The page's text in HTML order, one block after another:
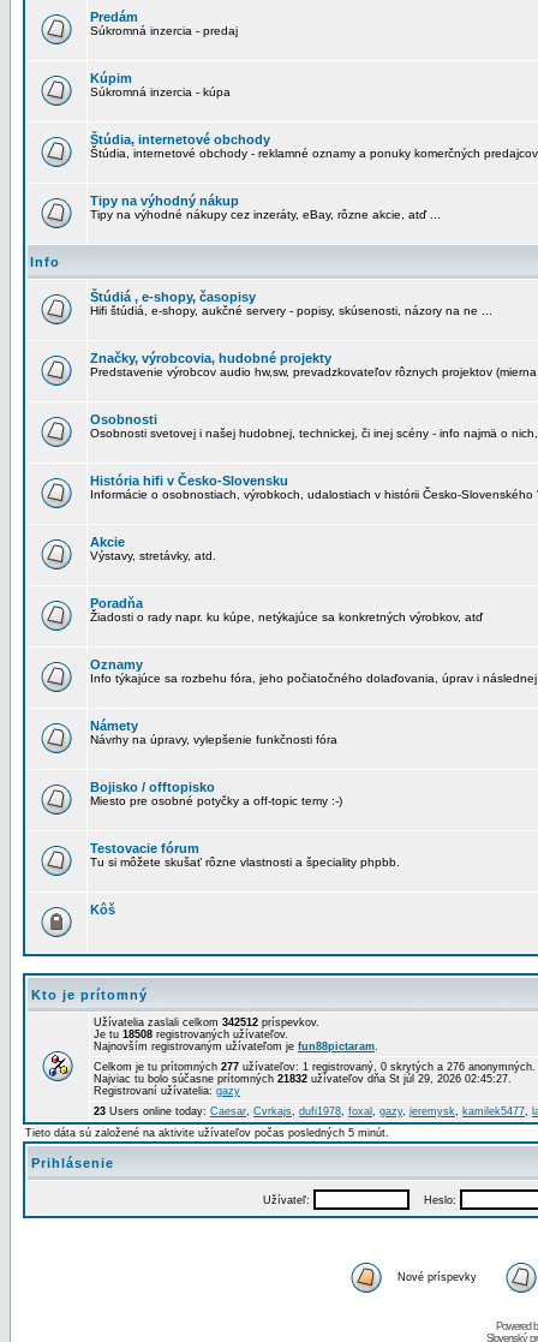
Predám
Súkromná inzercia - predaj
Kúpim
Súkromná inzercia - kúpa
Štúdia, internetové obchody
Štúdia, internetové obchody - reklamné oznamy a ponuky komerčných predajcov
Tipy na výhodný nákup
Tipy na výhodné nákupy cez inzeráty, eBay, rôzne akcie, atď ...
Info
Štúdiá , e-shopy, časopisy
Hifi štúdiá, e-shopy, aukčné servery - popisy, skúsenosti, názory na ne ...
Značky, výrobcovia, hudobné projekty
Predstavenie výrobcov audio hw,sw, prevadzkovateľov rôznych projektov
Osobnosti
Osobnosti svetovej i našej hudobnej, technickej, či inej scény - info najmä o
História hifi v Česko-Slovensku
Informácie o osobnostiach, výrobkoch, udalostiach v histórii Česko-Slovenského
Akcie
Výstavy, stretávky, atd.
Poradňa
Žiadosti o rady napr. ku kúpe, netýkajúce sa konkretných výrobkov, atď
Oznamy
Info týkajúce sa rozbehu fóra, jeho počiatočného dolaďovania, úprav i
Námety
Návrhy na úpravy, vylepšenie funkčnosti fóra
Bojisko / offtopisko
Miesto pre osobné potyčky a off-topic temy :-)
Testovacie fórum
Tu si môžete skušať rôzne vlastnosti a špeciality phpbb.
Kôš
Kto je prítomný
Užívatelia zaslali celkom 342512 príspevkov.
Je tu 18508 registrovaných užívateľov.
Najnovším registrovaným užívateľom je fun88pictaram.
Celkom je tu prítomných 277 užívateľov: 1 registrovaný, 0 skrytých a 276
Najviac tu bolo súčasne prítomných 21832 užívateľov dňa St júl 29, 2026 02:45:27.
Registrovaní užívatelia: gazy
23 Users online today: Caesar, Cvrkajs, dufi1978, foxal , gazy, jeremysk, kamilek5477,
Tieto dáta sú založené na aktivite užívateľov počas posledných 5 minút.
Prihlásenie
Užívateľ: Heslo:
Nové príspevky
Powered
Slovenský